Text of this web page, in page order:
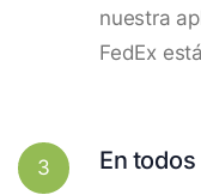
nuestra
FedEx
3 En